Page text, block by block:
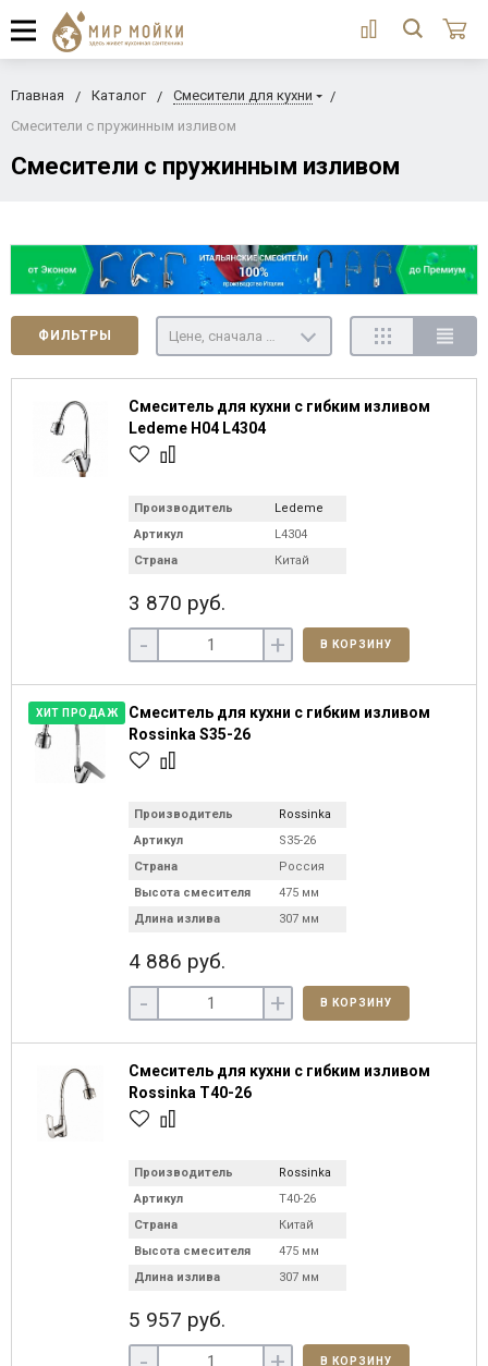
Главная Каталог
Смесители для кухни
Смесители с пружинным изливом
Смесители с пружинным изливом
ФИЛЬТРЫ
Смеситель для кухни с гибким изливом
Ledeme H04 L4304
Производитель
Ledeme
Артикул
L4304
Страна
Китай
3 870 руб.
- + В КОРЗИНУ
ХИТ ПРОДАЖ
Смеситель для кухни с гибким изливом
Rossinka S35-26
Производитель
Rossinka
Артикул
S35-26
Страна
Россия
Высота смесителя
475 мм
Длина излива
307 мм
4 886 руб.
- + В КОРЗИНУ
Смеситель для кухни с гибким изливом
Rossinka T40-26
Производитель
Rossinka
Артикул
T40-26
Страна
Китай
Высота смесителя
475 мм
Длина излива
307 мм
5 957 руб.
В КОРЗИНУ